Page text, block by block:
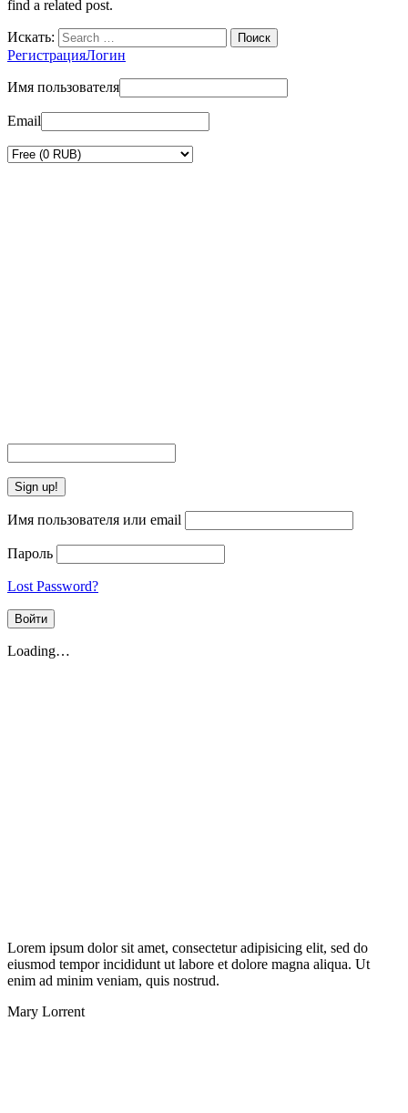
find a related post.
Искать:
РегистрацияЛогин
Имя пользователя
Email
Имя пользователя или email
Пароль
Lost Password?
Loading…
Lorem ipsum dolor sit amet, consectetur adipisicing elit, sed do
eiusmod tempor incididunt ut labore et dolore magna aliqua. Ut
enim ad minim veniam, quis nostrud.
Mary Lorrent